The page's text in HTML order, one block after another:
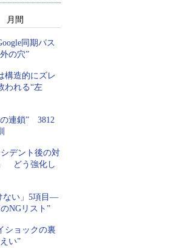
月間
同期パス
の穴”
構造的にズレ
われる“左
連鎖” 3812
デント後の対
どう強化し
ない」5項目―
NGリスト”
ョックの裏
い”